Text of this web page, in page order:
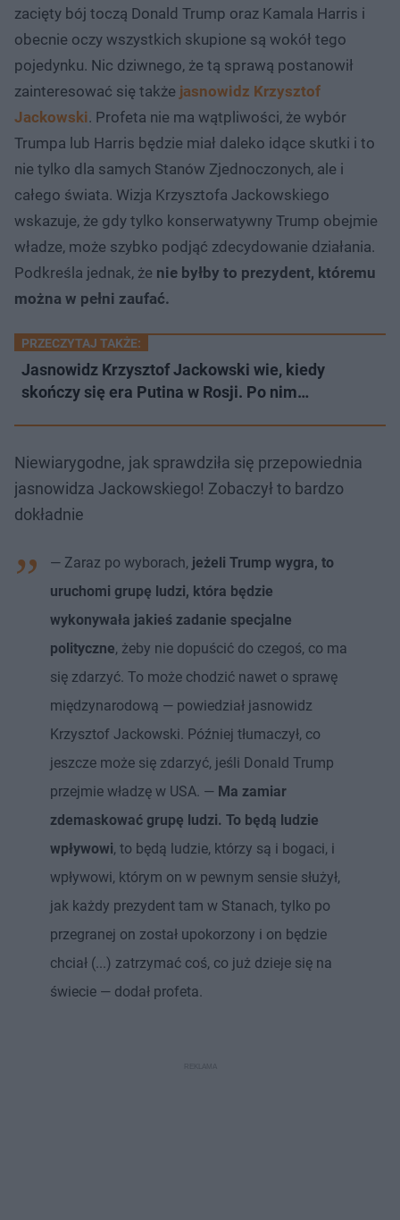
zacięty bój toczą Donald Trump oraz Kamala Harris i
obecnie oczy wszystkich skupione są wokół tego
pojedynku. Nic dziwnego, że tą sprawą postanowił
zainteresować się także jasnowidz Krzysztof
Jackowski. Profeta nie ma wątpliwości, że wybór
Trumpa lub Harris będzie miał daleko idące skutki i to
nie tylko dla samych Stanów Zjednoczonych, ale i
całego świata. Wizja Krzysztofa Jackowskiego
wskazuje, że gdy tylko konserwatywny Trump obejmie
władze, może szybko podjąć zdecydowanie działania.
Podkreśla jednak, że nie byłby to prezydent, któremu
można w pełni zaufać.
PRZECZYTAJ TAKŻE:
Jasnowidz Krzysztof Jackowski wie, kiedy
skończy się era Putina w Rosji. Po nim…
Niewiarygodne, jak sprawdziła się przepowiednia
jasnowidza Jackowskiego! Zobaczył to bardzo
dokładnie
— Zaraz po wyborach, jeżeli Trump wygra, to
uruchomi grupę ludzi, która będzie
wykonywała jakieś zadanie specjalne
polityczne, żeby nie dopuścić do czegoś, co ma
się zdarzyć. To może chodzić nawet o sprawę
międzynarodową — powiedział jasnowidz
Krzysztof Jackowski. Później tłumaczył, co
jeszcze może się zdarzyć, jeśli Donald Trump
przejmie władzę w USA. — Ma zamiar
zdemaskować grupę ludzi. To będą ludzie
wpływowi, to będą ludzie, którzy są i bogaci, i
wpływowi, którym on w pewnym sensie służył,
jak każdy prezydent tam w Stanach, tylko po
przegranej on został upokorzony i on będzie
chciał (...) zatrzymać coś, co już dzieje się na
świecie — dodał profeta.